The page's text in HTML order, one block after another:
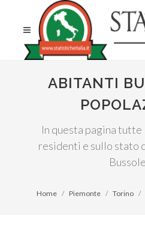
ABITANTI
In questa pagina
residenti e sullo stato
Home Piemonte Torino